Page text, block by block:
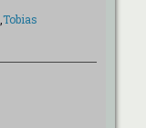
Tobias